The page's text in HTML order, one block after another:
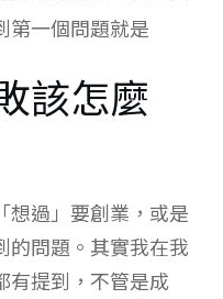
第一個問題就是
該怎麼
想過」要創業，或是
的問題。其實我在我
有提到，不管是成